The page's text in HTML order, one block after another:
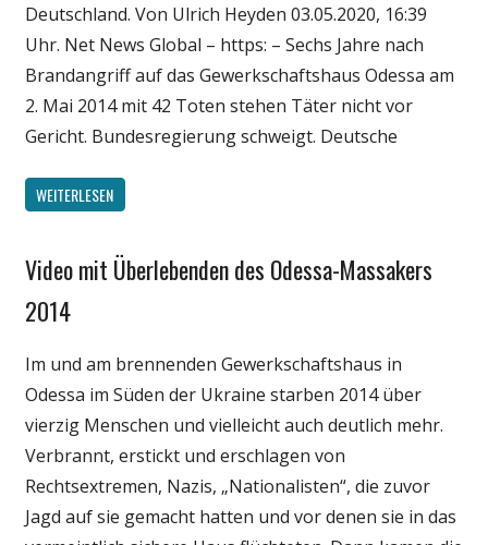
Deutschland. Von Ulrich Heyden 03.05.2020, 16:39
Uhr. Net News Global – https: – Sechs Jahre nach
Brandangriff auf das Gewerkschaftshaus Odessa am
2. Mai 2014 mit 42 Toten stehen Täter nicht vor
Gericht. Bundesregierung schweigt. Deutsche
WEITERLESEN
Gesellschaft
Medien
Wissenschaft
Video mit Überlebenden des Odessa-Massakers
2014
Im und am brennenden Gewerkschaftshaus in
Odessa im Süden der Ukraine starben 2014 über
vierzig Menschen und vielleicht auch deutlich mehr.
Verbrannt, erstickt und erschlagen von
Rechtsextremen, Nazis, „Nationalisten“, die zuvor
Jagd auf sie gemacht hatten und vor denen sie in das